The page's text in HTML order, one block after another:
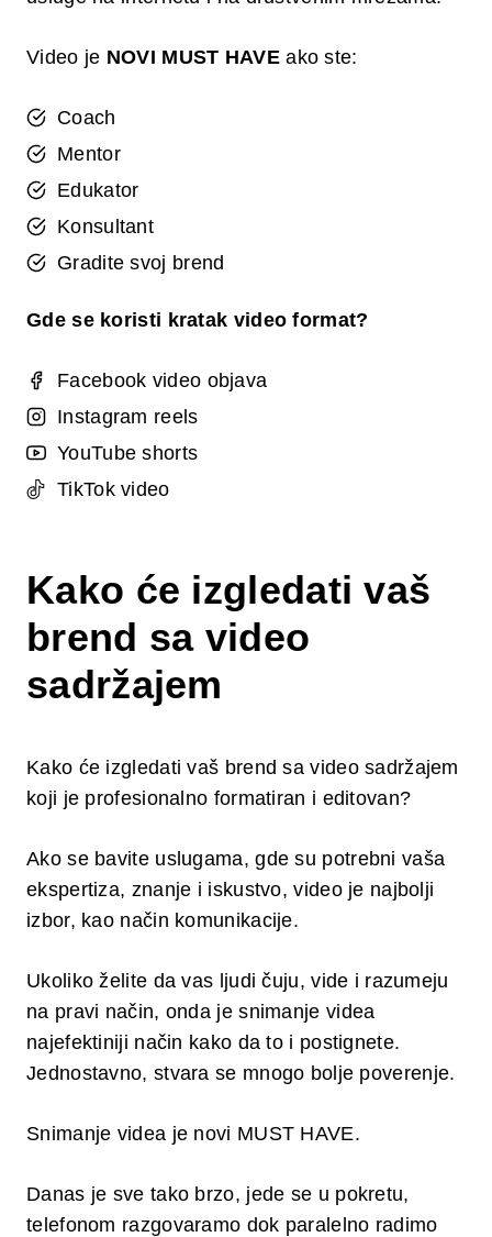
Video je NOVI MUST HAVEako ste:
Coach
Mentor
Edukator
Konsultant
Gradite svoj brend
Gde se koristi kratak video format?
Facebook video objava
Instagram reels
YouTube shorts
TikTok video
Kako će izgledati vaš
brend sa video
sadržajem
Kako će izgledati vaš brend sa video sadržajem
koji je profesionalno formatiran i editovan?
Ako se bavite uslugama, gde su potrebni vaša
ekspertiza, znanje i iskustvo, video je najbolji
izbor, kao način komunikacije.
Ukoliko želite da vas ljudi čuju, vide i razumeju
na pravi način, onda je snimanje videa
najefektiniji način kako da to i postignete.
Jednostavno, stvara se mnogo bolje poverenje.
Snimanje videa je novi MUST HAVE.
Danas je sve tako brzo, jede se u pokretu,
telefonom razgovaramo dok paralelno radimo